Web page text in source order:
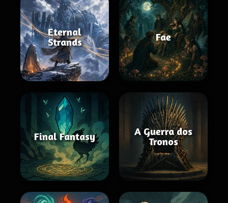
Eternal
Strands
Fae
Final Fantasy
A Guerra dos
Tronos